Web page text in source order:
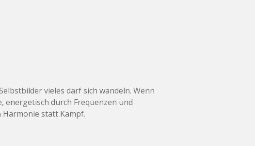
vieles darf sich wandeln. Wenn
durch Frequenzen und
statt Kampf.